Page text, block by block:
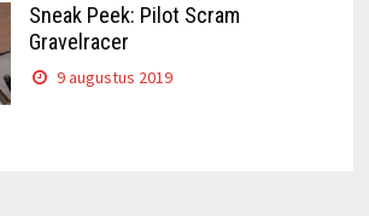
Sneak Peek: Pilot Scram
Gravelracer
9 augustus 2019